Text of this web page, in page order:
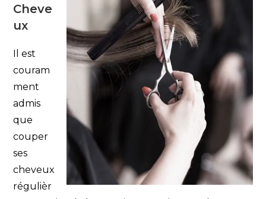
Cheve
ux
Il est
couram
ment
admis
que
couper
ses
cheveux
régulièr